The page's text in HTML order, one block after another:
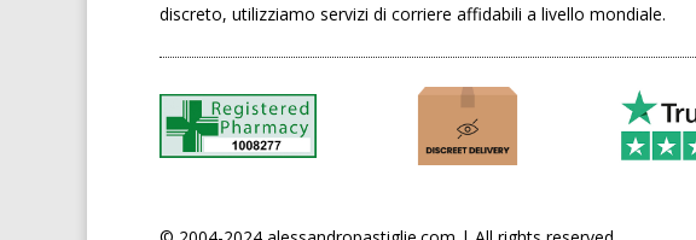
discreto, utilizziamo servizi di corriere affidabili a livello mondiale.